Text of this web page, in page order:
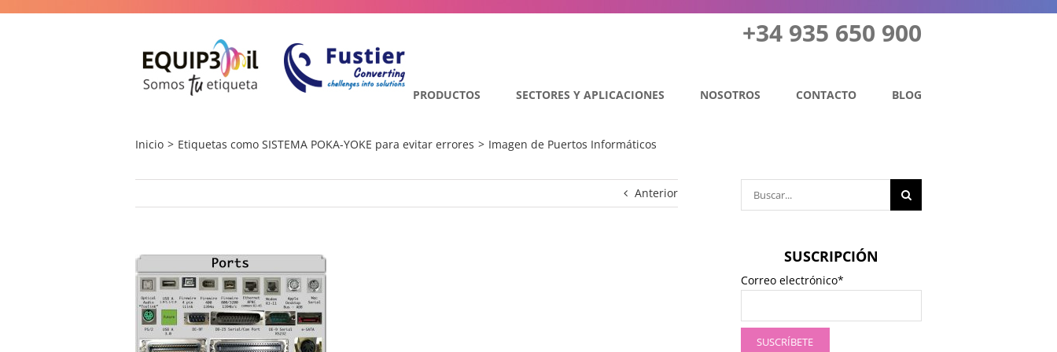
+34 935 650 900
PRODUCTOS SECTORES Y APLICACIONES NOSOTROS CONTACTO BLOG
Inicio Etiquetas como SISTEMA POKA-YOKE para evitar errores Imagen de Puertos Informáticos
Anterior
SUSCRIPCIÓN
Correo electrónico*